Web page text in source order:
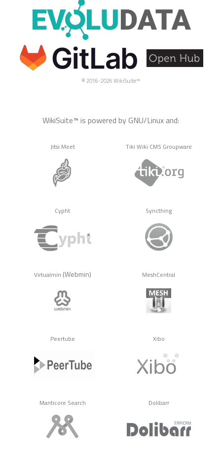
© 2016-2026 WikiSuite™
WikiSuite™ is powered by GNU/Linux and:
Jitsi Meet Tiki Wiki CMS Groupware
Cypht Syncthing
Virtualmin (Webmin) MeshCentral
Peertube Xibo
Manticore Search Dolibarr